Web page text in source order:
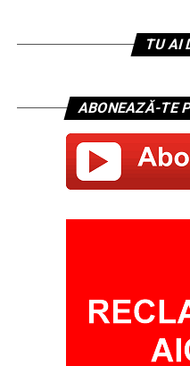
TU AI
ABONEAZĂ-TE